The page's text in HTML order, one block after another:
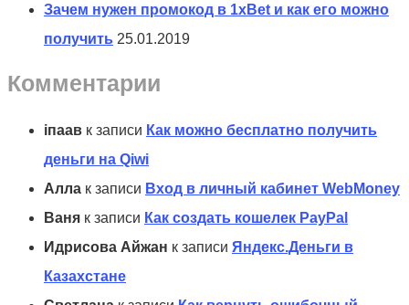
Зачем нужен промокод в 1xBet и как его можно
получить 25.01.2019
Комментарии
іпаав к записи Как можно бесплатно получить
деньги на Qiwi
Алла к записи Вход в личный кабинет WebMoney
Ваня к записи Как создать кошелек PayPal
Идрисова Айжан к записи Яндекс.Деньги в
Казахстане